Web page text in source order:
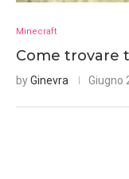
Minecraft
Come trovare
byGinevra Giugno